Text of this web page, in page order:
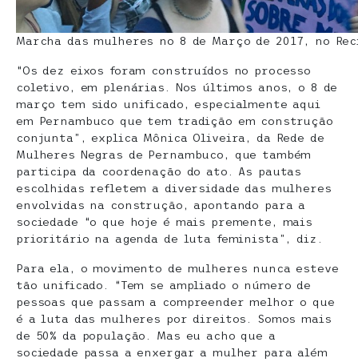
Marcha das mulheres no 8 de Março de 2017, no
“Os dez eixos foram construídos no processo
coletivo, em plenárias. Nos últimos anos, o 8 de
março tem sido unificado, especialmente aqui
em Pernambuco que tem tradição em construção
conjunta”, explica Mônica Oliveira, da Rede de
Mulheres Negras de Pernambuco, que também
participa da coordenação do ato. As pautas
escolhidas refletem a diversidade das mulheres
envolvidas na construção, apontando para a
sociedade “o que hoje é mais premente, mais
prioritário na agenda de luta feminista”, diz.
Para ela, o movimento de mulheres nunca esteve
tão unificado. “Tem se ampliado o número de
pessoas que passam a compreender melhor o que
é a luta das mulheres por direitos. Somos mais
de 50% da população. Mas eu acho que a
sociedade passa a enxergar a mulher para além